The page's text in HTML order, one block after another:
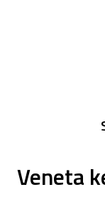
Veneta